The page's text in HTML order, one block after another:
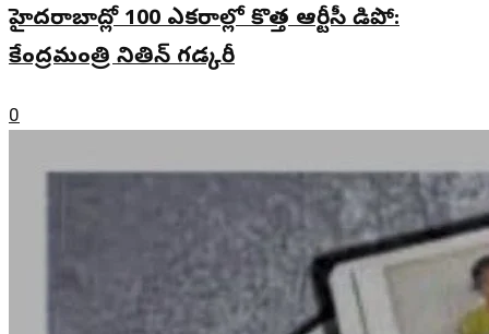
హైదరాబాద్లో 100 ఎకరాల్లో కొత్త ఆర్టీసీ డిపో:
కేంద్రమంత్రి నితిన్ గడ్కరీ
0